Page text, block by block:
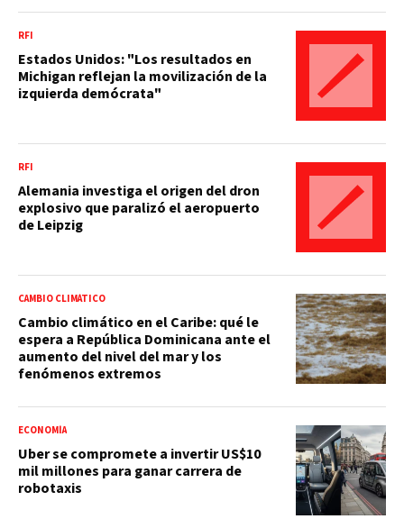
RFI
Estados Unidos: "Los resultados en
Michigan reflejan la movilización de la
izquierda demócrata"
RFI
Alemania investiga el origen del dron
explosivo que paralizó el aeropuerto
de Leipzig
CAMBIO CLIMÁTICO
Cambio climático en el Caribe: qué le
espera a República Dominicana ante el
aumento del nivel del mar y los
fenómenos extremos
ECONOMÍA
Uber se compromete a invertir US$10
mil millones para ganar carrera de
robotaxis